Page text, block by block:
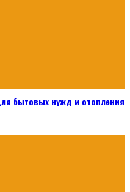
бытовых нужд и отопления